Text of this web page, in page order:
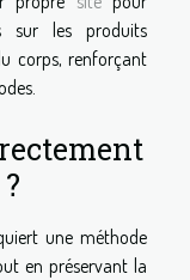
sur les produits
corps, renforçant
une méthode
en préservant la